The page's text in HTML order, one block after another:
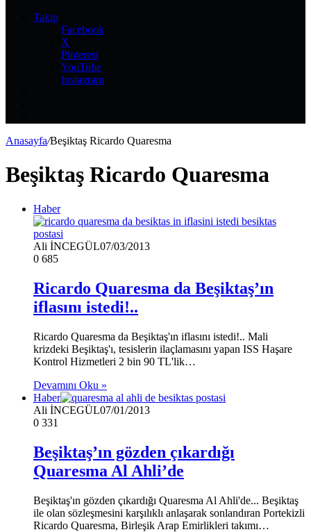
Takip
Facebook
X
Pinterest
YouTube
Instagram
Anasayfa/Beşiktaş Ricardo Quaresma
Beşiktaş Ricardo Quaresma
Haber
Ali İNCEGÜL07/03/2013
0 685
Ricardo Quaresma da Beşiktaş’ın
iflasını istedi!..
Ricardo Quaresma da Beşiktaş'ın iflasını istedi!.. Mali
krizdeki Beşiktaş'ı, tesislerin ilaçlamasını yapan ISS Haşare
Kontrol Hizmetleri 2 bin 90 TL'lik…
Devamını Oku »
Haber
Ali İNCEGÜL07/01/2013
0 331
Beşiktaş’ın gözden çıkardığı
Quaresma Al Ahli’de
Beşiktaş'ın gözden çıkardığı Quaresma Al Ahli'de... Beşiktaş
ile olan sözleşmesini karşılıklı anlaşarak sonlandıran Portekizli
Ricardo Quaresma, Birleşik Arap Emirlikleri takımı…